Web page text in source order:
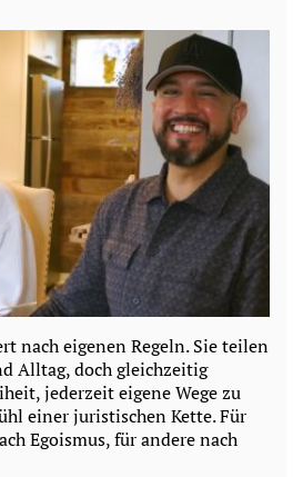
nach eigenen Regeln. Sie teilen
Alltag, doch gleichzeitig
jederzeit eigene Wege zu
einer juristischen Kette. Für
Egoismus, für andere nach